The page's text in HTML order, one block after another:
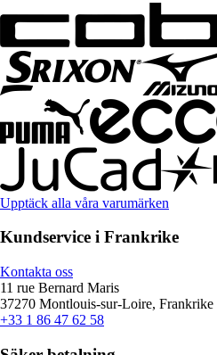
Upptäck alla våra varumärken
Kundservice i Frankrike
Kontakta oss
11 rue Bernard Maris
37270 Montlouis-sur-Loire, Frankrike
+33 1 86 47 62 58